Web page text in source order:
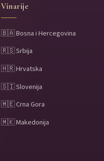
Vinarije
🇧🇦 Bosna i Hercegovina
🇷🇸 Srbija
🇭🇷 Hrvatska
🇸🇮 Slovenija
🇲🇪 Crna Gora
🇲🇰 Makedonija